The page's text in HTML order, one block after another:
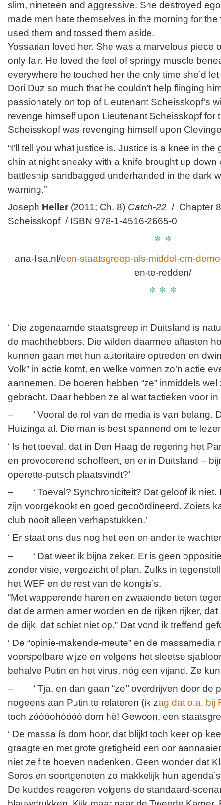
slim, nineteen and aggressive. She destroyed
made men hate themselves in the morning for
used them and tossed them aside.
Yossarian loved her. She was a marvelous piece
only fair. He loved the feel of springy muscle
everywhere he touched her the only time she’d
Dori Duz so much that he couldn’t help flinging
passionately on top of Lieutenant Scheisskopf’s
revenge himself upon Lieutenant Scheisskopf for
Scheisskopf was revenging himself upon
“I’ll tell you what justice is. Justice is a knee in the
chin at night sneaky with a knife brought up down
battleship sandbagged underhanded in the dark
warning.”
Joseph Heller (2011; Ch. 8) Catch-22 / Chapter
Scheisskopf / ISBN 978-1-4516-2665-0
* *
ana-lisa.nl/een-staatsgreep-als-middel-om-
en-te-redden/
* * *
‘ Die zogenaamde staatsgreep in Duitsland is
de machthebbers. Die wilden daarmee aftasten
kunnen gaan met hun autoritaire optreden en
Volk” in actie komt, en welke vormen zo’n actie
aannemen. De boeren hebben “ze” inmiddels wel
gebracht. Daar hebben ze al wat tactieken voor in
– ‘ Vooral de rol van de media is van belang.
Huizinga al. Die man is best spannend om te
‘ Is het toeval, dat in Den Haag de regering het
en provocerend schoffeert, en er in Duitsland –
operette-putsch plaatsvindt?’
– ‘ Toeval? Synchroniciteit? Dat geloof ik niet.
zijn voorgekookt en goed gecoördineerd. Zoiets
club nooit alleen verhapstukken.’
‘ Er staat ons dus nog het een en ander te
– ‘ Dat weet ik bijna zeker. Er is geen
zonder visie, vergezicht of plan. Zulks in
het WEF en de rest van de kongis’s.
“Met wapperende haren en zwaaiende tieten
dat de armen armer worden en de rijken rijker,
de dijk, dat schiet niet op.” Dat vond ik treffend
‘ De “opinie-makende-meute” en de massamedia
voorspelbare wijze en volgens het sleetse
behalve Putin en het virus, nóg een vijand. Ze
– ‘ Tja, en dan gaan “ze’’ overdrijven door de
nogeens aan Putin te relateren (ik zag dat o.a. bij
toch zóóóohóóóó dom hè! Gewoon, een
‘ De massa ís dom hoor, dat blijkt toch keer op
graagte en met grote gretigheid een oor
niet zelf te hoeven nadenken. Geen wonder dat
Soros en soortgenoten zo makkelijk hun
De kuddes reageren volgens de standaard-